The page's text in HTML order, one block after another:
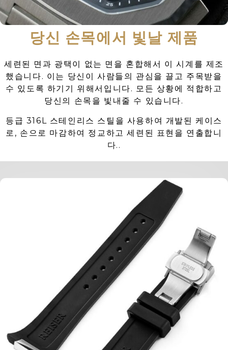
당신 손목에서 빛날 제품
세련된 면과 광택이 없는 면을 혼합해서 이 시계를 제조
했습니다. 이는 당신이 사람들의 관심을 끌고 주목받을
수 있도록 하기기 위해서입니다. 모든 상황에 적합하고
당신의 손목을 빛내줄 수 있습니다.
등급 316L 스테인리스 스틸을 사용하여 개발된 케이스
로, 손으로 마감하여 정교하고 세련된 표현을 연출합니
다..